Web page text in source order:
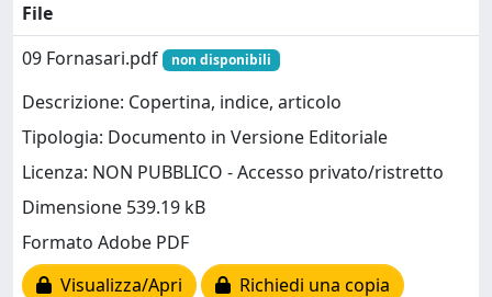
File
09 Fornasari.pdf
non disponibili
Descrizione: Copertina, indice, articolo
Tipologia: Documento in Versione Editoriale
Licenza: NON PUBBLICO - Accesso privato/ristretto
Dimensione 539.19 kB
Formato Adobe PDF
Visualizza/Apri
Richiedi una copia